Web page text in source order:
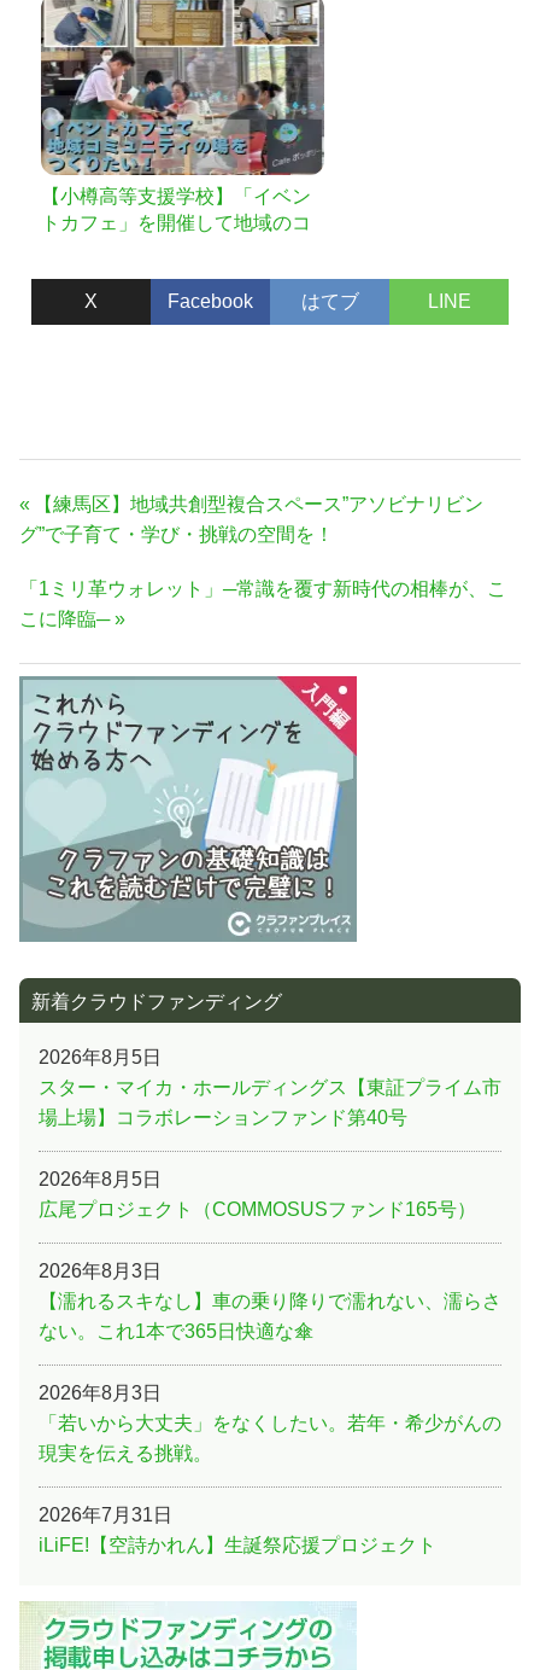
【小樽高等支援学校】「イベン
トカフェ」を開催して地域のコ
X Facebook はてブ LINE
投
稿
ビ
ゲ
ー
シ
ョ
ン
前
の
事:
【練馬区】地域共創型複合スペース”アソビナリビン
グ”で子育て・学び・挑戦の空間を！
次
の
事:
「1ミリ革ウォレット」─常識を覆す新時代の相棒が、こ
こに降臨─
新着クラウドファンディング
2026年8月5日
スター・マイカ・ホールディングス【東証プライム市
場上場】コラボレーションファンド第40号
2026年8月5日
広尾プロジェクト（COMMOSUSファンド165号）
2026年8月3日
【濡れるスキなし】車の乗り降りで濡れない、濡らさ
ない。これ1本で365日快適な傘
2026年8月3日
「若いから大丈夫」をなくしたい。若年・希少がんの
現実を伝える挑戦。
2026年7月31日
iLiFE!【空詩かれん】生誕祭応援プロジェクト